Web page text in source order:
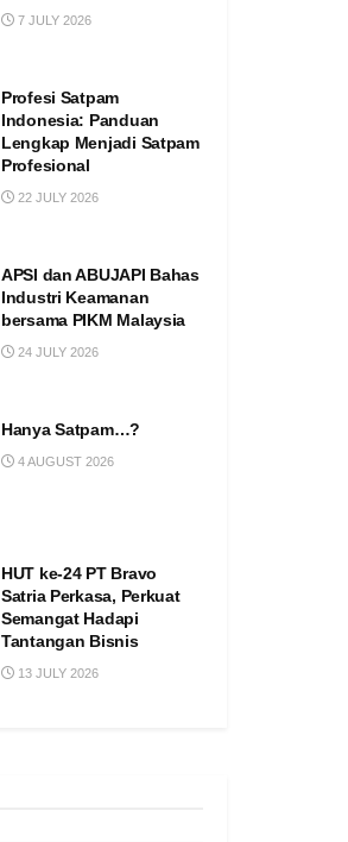
7 JULY 2026
Profesi Satpam
Indonesia: Panduan
Lengkap Menjadi Satpam
Profesional
22 JULY 2026
APSI dan ABUJAPI Bahas
Industri Keamanan
bersama PIKM Malaysia
24 JULY 2026
Hanya Satpam…?
4 AUGUST 2026
HUT ke-24 PT Bravo
Satria Perkasa, Perkuat
Semangat Hadapi
Tantangan Bisnis
13 JULY 2026